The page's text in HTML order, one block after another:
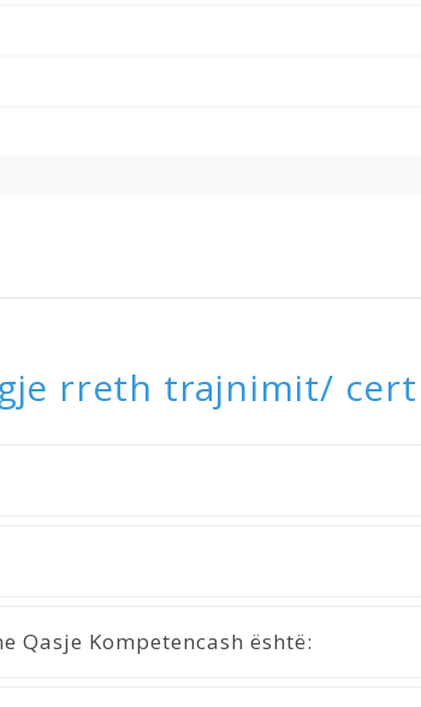
rreth trajnimit/
Kompetencash është: